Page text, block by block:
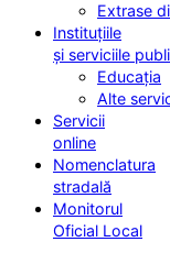
Extrase
Instituțiile
și serviciile
Educația
Alte
Servicii
online
Nomenclatura
stradală
Monitorul
Oficial Local